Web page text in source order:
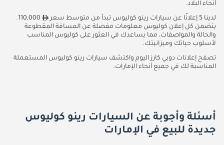
أنحاء البلاد.
لدينا 5 إعلانًا عن سيارات رينو كوليوس تبدأ من متوسط سعر
110,000.
يتضمن كل إعلان كوليوس معلومات مفصلة عن المسافة المقطوعة
والحالة والمواصفات، مما يساعدك في العثور على كوليوس المناسب
لأسلوب حياتك وميزانيتك.
تصفح إعلانات دوبي كارز اليوم واكتشف سيارات رينو كوليوس المستعملة
المناسبة لك في جميع أنحاء الإمارات.
أسئلة وأجوبة عن السيارات رينو كوليوس
جديدة للبيع في الإمارات